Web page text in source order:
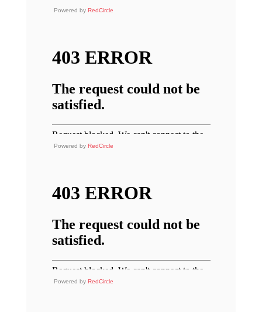
Powered by RedCircle
Powered by RedCircle
Powered by RedCircle